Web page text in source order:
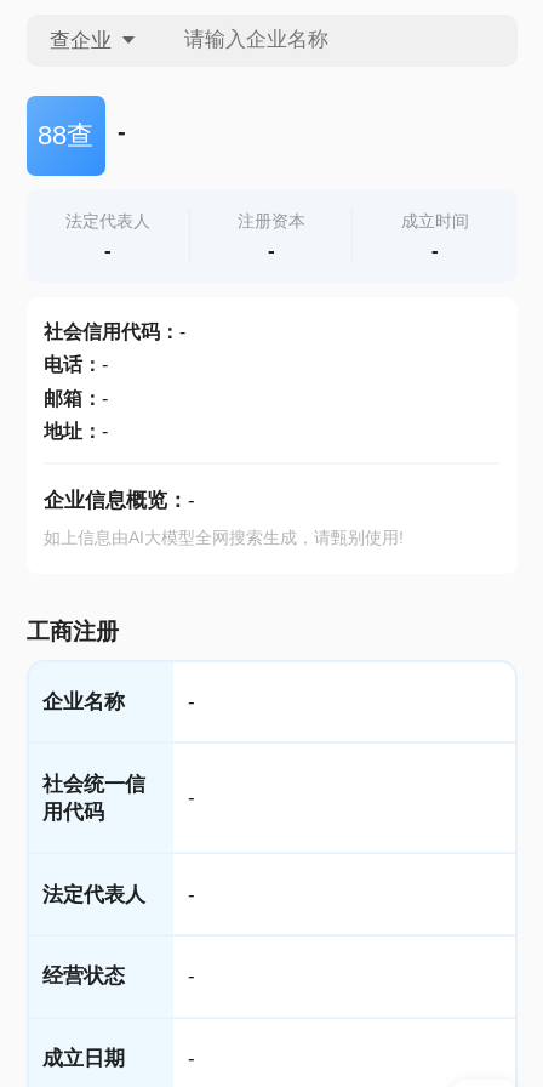
查企业
查企业
查产地
88查 -
法定代表人
-
注册资本
-
成立时间
-
社会信用代码： -
电话： -
邮箱： -
地址： -
企业信息概览： -
如上信息由AI大模型全网搜索生成，请甄别使用!
工商注册
企业名称 -
社会统一信
用代码
-
法定代表人 -
经营状态 -
成立日期 -